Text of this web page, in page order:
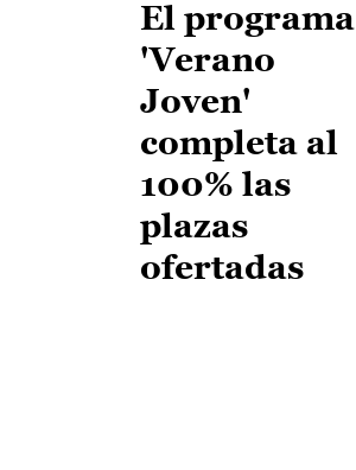
El programa
'Verano
Joven'
completa al
100% las
plazas
ofertadas